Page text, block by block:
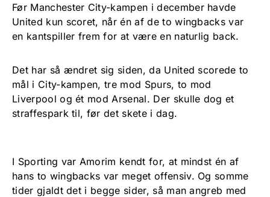
Før Manchester City-kampen i december havde
United kun scoret, når én af de to wingbacks var
en kantspiller frem for at være en naturlig back.
Det har så ændret sig siden, da United scorede to
mål i City-kampen, tre mod Spurs, to mod
Liverpool og ét mod Arsenal. Der skulle dog et
straffespark til, før det skete i dag.
I Sporting var Amorim kendt for, at mindst én af
hans to wingbacks var meget offensiv. Og somme
tider gjaldt det i begge sider, så man angreb med